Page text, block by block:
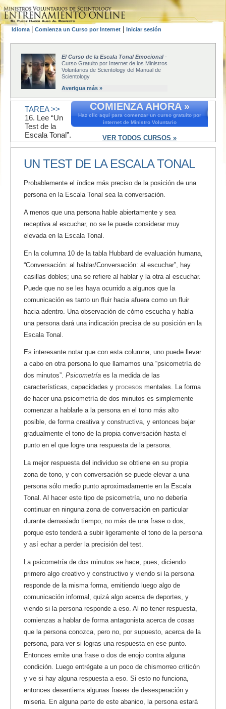
Idioma Comienza un Curso por Internet Iniciar sesión
El Curso de la Escala Tonal Emocional-
Curso Gratuito por Internet de los Ministros
Voluntarios de Scientology del Manual de
Scientology
Averigua más »
COMIENZA AHORA »
Haz clic aquí para comenzar un curso gratuito por
internet de Ministro Voluntario
VER TODOS CURSOS »
TAREA >>
16. Lee “Un
Test de la
Escala Tonal”.
UN TEST DE LA ESCALA TONAL
Probablemente el índice más preciso de la posición de una
persona en la Escala Tonal sea la conversación.
A menos que una persona hable abiertamente y sea
receptiva al escuchar, no se le puede considerar muy
elevada en la Escala Tonal.
En la columna 10 de la tabla Hubbard de evaluación humana,
“Conversación: al hablar/Conversación: al escuchar”, hay
casillas dobles; una se refiere al hablar y la otra al escuchar.
Puede que no se les haya ocurrido a algunos que la
comunicación es tanto un fluir hacia afuera como un fluir
hacia adentro. Una observación de cómo escucha y habla
una persona dará una indicación precisa de su posición en la
Escala Tonal.
Es interesante notar que con esta columna, uno puede llevar
a cabo en otra persona lo que llamamos una “psicometría de
dos minutos”. Psicometría es la medida de las
características, capacidades y procesos mentales. La forma
de hacer una psicometría de dos minutos es simplemente
comenzar a hablarle a la persona en el tono más alto
posible, de forma creativa y constructiva, y entonces bajar
gradualmente el tono de la propia conversación hasta el
punto en el que logre una respuesta de la persona.
La mejor respuesta del individuo se obtiene en su propia
zona de tono, y con conversación se puede elevar a una
persona sólo medio punto aproximadamente en la Escala
Tonal. Al hacer este tipo de psicometría, uno no debería
continuar en ninguna zona de conversación en particular
durante demasiado tiempo, no más de una frase o dos,
porque esto tenderá a subir ligeramente el tono de la persona
y así echar a perder la precisión del test.
La psicometría de dos minutos se hace, pues, diciendo
primero algo creativo y constructivo y viendo si la persona
responde de la misma forma, emitiendo luego algo de
comunicación informal, quizá algo acerca de deportes, y
viendo si la persona responde a eso. Al no tener respuesta,
comienzas a hablar de forma antagonista acerca de cosas
que la persona conozca, pero no, por supuesto, acerca de la
persona, para ver si logras una respuesta en ese punto.
Entonces emite una frase o dos de enojo contra alguna
condición. Luego entrégate a un poco de chismorreo criticón
y ve si hay alguna respuesta a eso. Si esto no funciona,
entonces desentierra algunas frases de desesperación y
miseria. En alguna parte de este abanico, la persona estará